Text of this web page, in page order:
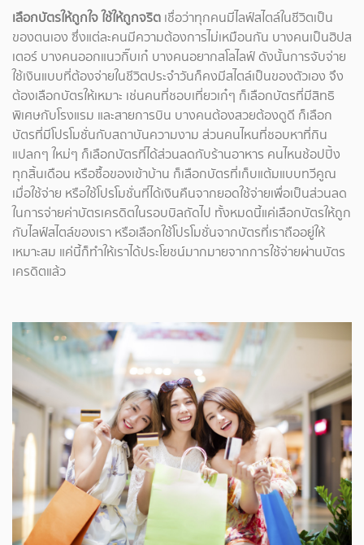
เลือกบัตรให้ถูกใจ ใช้ให้ถูกจริต เชื่อว่าทุกคนมีไลฟ์สไตล์ในชีวิตเป็น
ของตนเอง ซึ่งแต่ละคนมีความต้องการไม่เหมือนกัน บางคนเป็นฮิปส
เตอร์ บางคนออกแนวกิ๊บเก๋ บางคนอยากสโลไลฟ์ ดังนั้นการจับจ่าย
ใช้เงินแบบที่ต้องจ่ายในชีวิตประจำวันก็คงมีสไตล์เป็นของตัวเอง จึง
ต้องเลือกบัตรให้เหมาะ เช่นคนที่ชอบเที่ยวเก๋ๆ ก็เลือกบัตรที่มีสิทธิ
พิเศษกับโรงแรม และสายการบิน บางคนต้องสวยต้องดูดี ก็เลือก
บัตรที่มีโปรโมชั่นกับสถาบันความงาม ส่วนคนไหนที่ชอบหาที่กิน
แปลกๆ ใหม่ๆ ก็เลือกบัตรที่ได้ส่วนลดกับร้านอาหาร คนไหนช้อปปิ้ง
ทุกสิ้นเดือน หรือซื้อของเข้าบ้าน ก็เลือกบัตรที่เก็บแต้มแบบทวีคูณ
เมื่อใช้จ่าย หรือใช้โปรโมชั่นที่ได้เงินคืนจากยอดใช้จ่ายเพื่อเป็นส่วนลด
ในการจ่ายค่าบัตรเครดิตในรอบบิลถัดไป ทั้งหมดนี้แค่เลือกบัตรให้ถูก
กับไลฟ์สไตล์ของเรา หรือเลือกใช้โปรโมชั่นจากบัตรที่เราถืออยู่ให้
เหมาะสม แค่นี้ก็ทำให้เราได้ประโยชน์มากมายจากการใช้จ่ายผ่านบัตร
เครดิตแล้ว